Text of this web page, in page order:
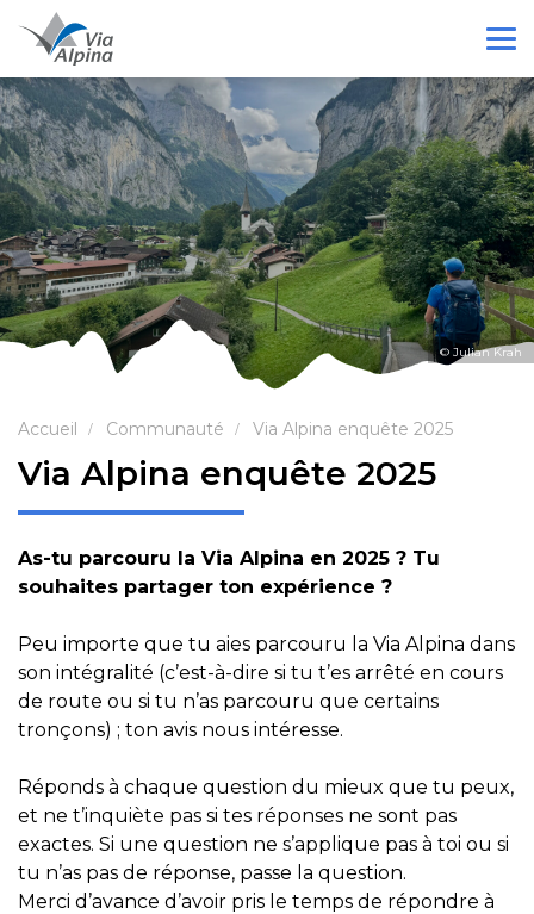
© Julian Krah
Accueil Communauté Via Alpina enquête 2025
Via Alpina enquête 2025
As-tu parcouru la Via Alpina en 2025 ? Tu
souhaites partager ton expérience ?
Peu importe que tu aies parcouru la Via Alpina dans
son intégralité (c’est-à-dire si tu t’es arrêté en cours
de route ou si tu n’as parcouru que certains
tronçons) ; ton avis nous intéresse.
Réponds à chaque question du mieux que tu peux,
et ne t’inquiète pas si tes réponses ne sont pas
exactes. Si une question ne s’applique pas à toi ou si
tu n’as pas de réponse, passe la question.
Merci d’avance d’avoir pris le temps de répondre à